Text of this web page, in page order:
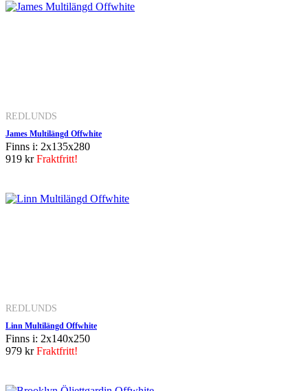
REDLUNDS
James Multilängd Offwhite
Finns i: 2x135x280
919 krFraktfritt!
REDLUNDS
Linn Multilängd Offwhite
Finns i: 2x140x250
979 krFraktfritt!